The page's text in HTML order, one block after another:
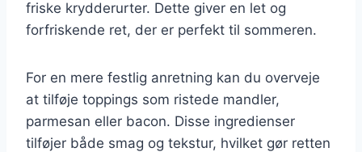
friske krydderurter. Dette giver en let og
forfriskende ret, der er perfekt til sommeren.
For en mere festlig anretning kan du overveje
at tilføje toppings som ristede mandler,
parmesan eller bacon. Disse ingredienser
tilføjer både smag og tekstur, hvilket gør retten